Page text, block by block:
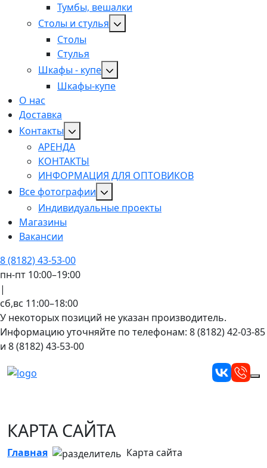
Тумбы, вешалки
Столы и стулья
Столы
Стулья
Шкафы - купе
Шкафы-купе
О нас
Доставка
Контакты
АРЕНДА
КОНТАКТЫ
ИНФОРМАЦИЯ ДЛЯ ОПТОВИКОВ
Все фотографии
Индивидуальные проекты
Магазины
Вакансии
8 (8182) 43-53-00
пн-пт 10:00–19:00
|
сб,вс 11:00–18:00
У некоторых позиций не указан производитель.
Информацию уточняйте по телефонам: 8 (8182) 42-03-85
и 8 (8182) 43-53-00
КАРТА САЙТА
Главная Карта сайта